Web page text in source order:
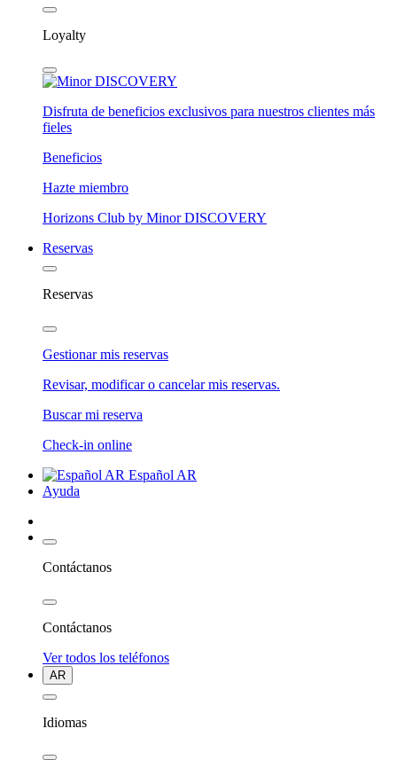
Loyalty
Disfruta de beneficios exclusivos para nuestros clientes más
fieles
Beneficios
Hazte miembro
Horizons Club by Minor DISCOVERY
Reservas
Reservas
Gestionar mis reservas
Revisar, modificar o cancelar mis reservas.
Buscar mi reserva
Check-in online
Español AR
Ayuda
Contáctanos
Contáctanos
Ver todos los teléfonos
AR
Idiomas